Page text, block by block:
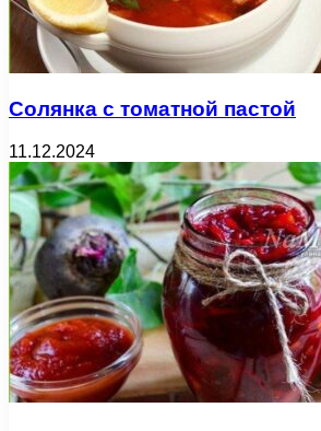
Солянка с томатной пастой
11.12.2024